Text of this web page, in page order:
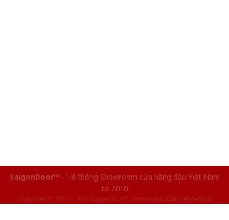
SaigonDoor™ - Hệ thống Showroom cửa hàng đầu Việt Nam
từ 2010
Copyright ⓒ 2010 – 2026 SaigonDoor™ | Đơn vị chủ quản SaigonDoor